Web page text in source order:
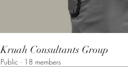
Kruah Consultants Group
Public · 18 members